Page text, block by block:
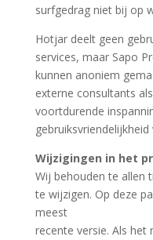
surfgedrag niet bij op
Hotjar deelt geen
services, maar Sapo
kunnen anoniem
externe consultants
voortdurende
Wijzigingen in het
Wij behouden te allen
te wijzigen. Op deze
meest
recente versie. Als het